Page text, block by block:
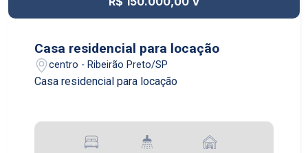
Casa residencial para locação
centro - Ribeirão Preto/SP
Casa residencial para locação